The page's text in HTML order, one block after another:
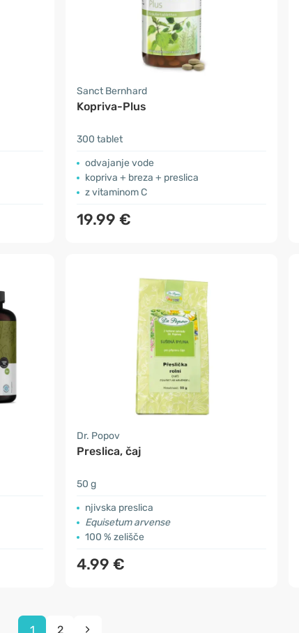
Sanct Bernhard
Kopriva-Plus
300 tablet
odvajanje vode
kopriva + breza + preslica
z vitaminom C
19.99 €
Dr. Popov
Preslica, čaj
50 g
njivska preslica
Equisetum arvense
100 % zelišče
4.99 €
1 2